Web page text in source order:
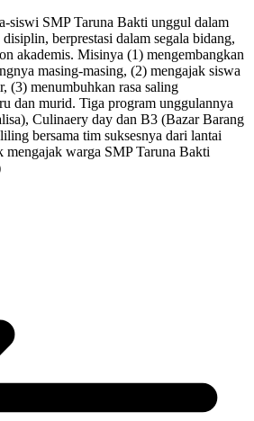
siswi SMP Taruna Bakti unggul dalam
berprestasi dalam segala bidang,
akademis. Misinya (1) mengembangkan
masing-masing, (2) mengajak siswa
(3) menumbuhkan rasa saling
dan murid. Tiga program unggulannya
Culinaery day dan B3 (Bazar Barang
bersama tim suksesnya dari lantai
mengajak warga SMP Taruna Bakti